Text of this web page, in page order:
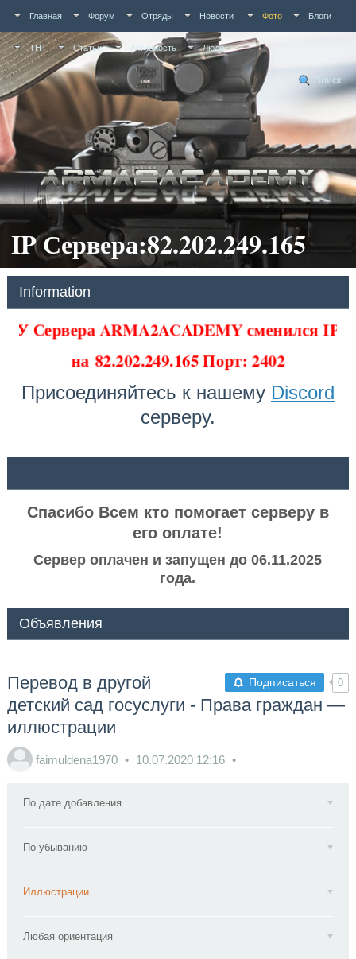
Главная Форум Отряды Новости Фото Блоги
ТНТ Статьи Активность Люди
Поиск
IP Сервера:82.202.249.165
Information
У Сервера ARMA2ACADEMY сменился IP
на82.202.249.165 Порт: 2402
Присоединяйтесь к нашему Discord
серверу.
Спасибо Всем кто помогает серверу в
его оплате!
Сервер оплачен и запущен до 06.11.2025
года.
Объявления
Подписаться 0
Перевод в другой
детский сад госуслуги - Права граждан —
иллюстрации
faimuldena1970 10.07.2020 12:16
По дате добавления
По убыванию
Иллюстрации
Любая ориентация